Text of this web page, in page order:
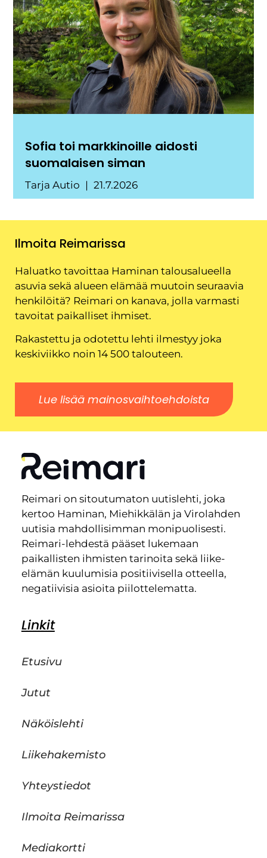
Sofia toi markkinoille aidosti
suomalaisen siman
Tarja Autio 21.7.2026
Ilmoita Reimarissa
Haluatko tavoittaa Haminan talousalueella
asuvia sekä alueen elämää muutoin seuraavia
henkilöitä? Reimari on kanava, jolla varmasti
tavoitat paikalliset ihmiset.
Rakastettu ja odotettu lehti ilmestyy joka
keskiviikko noin 14 500 talouteen.
Lue lisää mainosvaihtoehdoista
Reimari on sitoutumaton uutislehti, joka
kertoo Haminan, Miehikkälän ja Virolahden
uutisia mahdollisimman monipuolisesti.
Reimari-lehdestä pääset lukemaan
paikallisten ihmisten tarinoita sekä liike-
elämän kuulumisia positiivisella otteella,
negatiivisia asioita piilottelematta.
Linkit
Etusivu
Jutut
Näköislehti
Liikehakemisto
Yhteystiedot
Ilmoita Reimarissa
Mediakortti